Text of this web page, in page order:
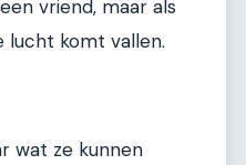
vriend, maar als
lucht komt vallen.
wat ze kunnen